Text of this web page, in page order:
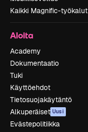
Kaikki Magnific-työkalut
Aloita
Academy
Dokumentaatio
Tuki
Käyttöehdot
Tietosuojakäytäntö
Alkuperäiset Uusi
Evästepolitiikka